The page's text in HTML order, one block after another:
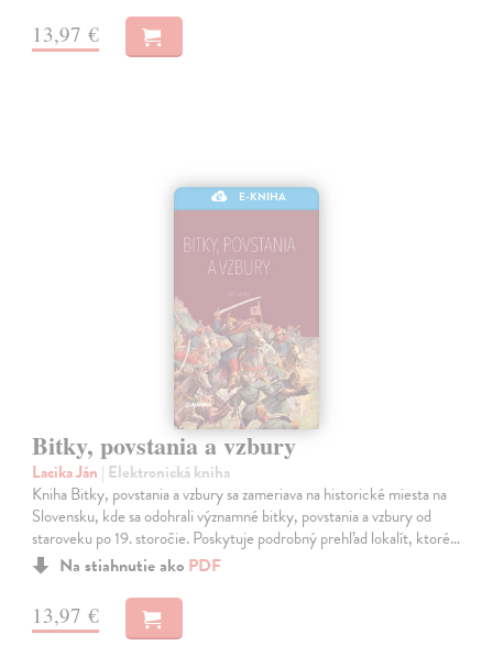
13,97 €
E-KNIHA
Bitky, povstania a vzbury
Lacika Ján | Elektronická kniha
Kniha Bitky, povstania a vzbury sa zameriava na historické miesta na
Slovensku, kde sa odohrali významné bitky, povstania a vzbury od
staroveku po 19. storočie. Poskytuje podrobný prehľad lokalít, ktoré…
Na stiahnutie ako PDF
13,97 €